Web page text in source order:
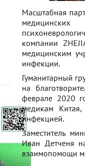
Масштабная
компании
медицинским
инфекции.
Гуманитарный
на
феврале 2020
медикам
инфекцией.
Заместитель
Иван Детченя
взаимопомощи